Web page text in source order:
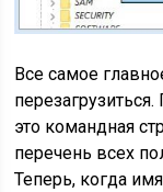
Все самое
это командная
перечень всех
Теперь, когда